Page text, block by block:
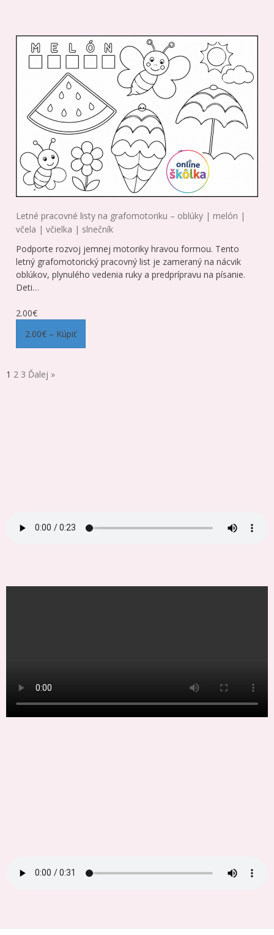
Letné pracovné listy na grafomotoriku – oblúky | melón |
včela | včielka | slnečník
Podporte rozvoj jemnej motoriky hravou formou. Tento
letný grafomotorický pracovný list je zameraný na nácvik
oblúkov, plynulého vedenia ruky a predprípravu na písanie.
Deti…
2.00€
2.00€ – Kúpiť
1 2 3 Ďalej »